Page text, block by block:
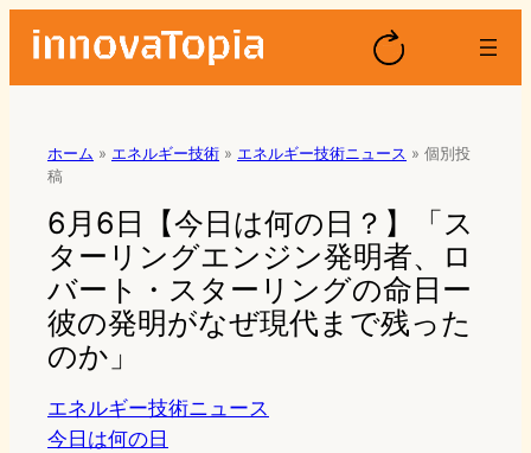
ホーム » エネルギー技術 » エネルギー技術ニュース » 個別投
稿
6月6日【今日は何の日？】「ス
ターリングエンジン発明者、ロ
バート・スターリングの命日ー
彼の発明がなぜ現代まで残った
のか」
エネルギー技術ニュース
今日は何の日